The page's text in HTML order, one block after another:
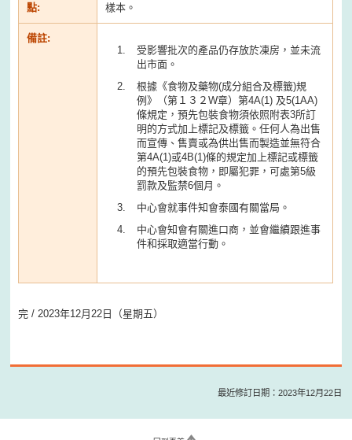
點:
樣本。
備註:
受影響批次的產品仍存放於凍房，並未流
出市面。
根據《食物及藥物(成分組合及標籤)規
例》（第１３２W章）第4A(1) 及5(1AA)
條規定，預先包裝食物須依照附表3所訂
明的方式加上標記及標籤。任何人為出售
而宣傳、售賣或為供出售而製造並無符合
第4A(1)或4B(1)條的規定加上標記或標籤
的預先包裝食物，即屬犯罪，可處第5級
罰款及監禁6個月。
中心會就事件知會泰國有關當局。
中心會知會有關進口商，並會繼續跟進事
件和採取適當行動。
完 / 2023年12月22日（星期五）
最近修訂日期：2023年12月22日